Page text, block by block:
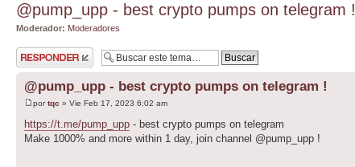
@pump_upp - best crypto pumps on telegram !
Moderador: Moderadores
Publicar una
respuesta
@pump_upp - best crypto pumps on telegram !
portqc » Vie Feb 17, 2023 6:02 am
https://t.me/pump_upp - best crypto pumps on telegram
Make 1000% and more within 1 day, join channel @pump_upp !